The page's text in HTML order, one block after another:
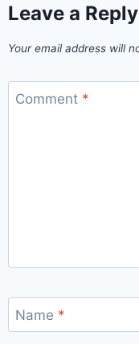
Leave a Reply
Your email address will
Comment *
Name *